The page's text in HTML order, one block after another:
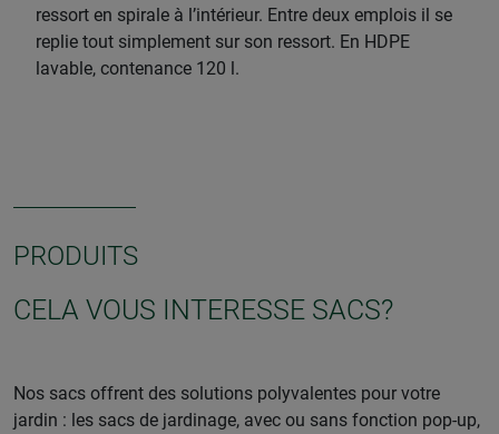
ressort en spirale à l’intérieur. Entre deux emplois il se
replie tout simplement sur son ressort. En HDPE
lavable, contenance 120 l.
PRODUITS
CELA VOUS INTERESSE SACS?
Nos sacs offrent des solutions polyvalentes pour votre
jardin : les sacs de jardinage, avec ou sans fonction pop-up,